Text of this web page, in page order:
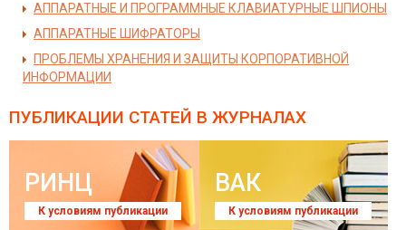
АППАРАТНЫЕ И ПРОГРАММНЫЕ КЛАВИАТУРНЫЕ ШПИОНЫ
АППАРАТНЫЕ ШИФРАТОРЫ
ПРОБЛЕМЫ ХРАНЕНИЯ И ЗАЩИТЫ КОРПОРАТИВНОЙ
ИНФОРМАЦИИ
ПУБЛИКАЦИИ СТАТЕЙ В ЖУРНАЛАХ
РИНЦ
К условиям публикации
ВАК
К условиям публикации